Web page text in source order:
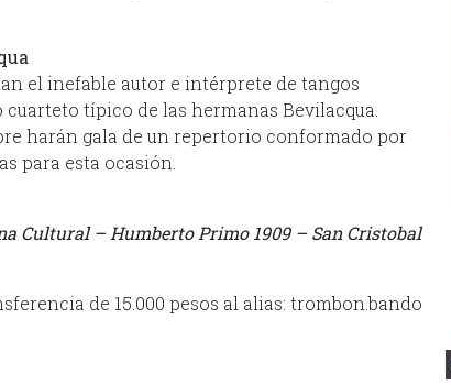
el inefable autor e intérprete de tangos
típico de las hermanas Bevilacqua.
harán gala de un repertorio conformado por
para esta ocasión.
Cultural – Humberto Primo 1909 – San Cristobal
de 15.000 pesos al alias: trombon.bando